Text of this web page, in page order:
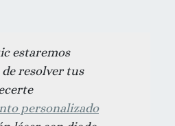
estaremos
resolver tus
personalizado